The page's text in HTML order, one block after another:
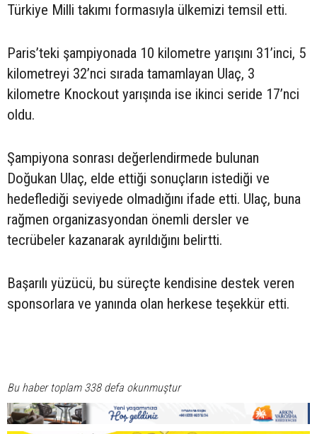
Türkiye Milli takımı formasıyla ülkemizi temsil etti.
Paris’teki şampiyonada 10 kilometre yarışını 31’inci, 5
kilometreyi 32’nci sırada tamamlayan Ulaç, 3
kilometre Knockout yarışında ise ikinci seride 17’nci
oldu.
Şampiyona sonrası değerlendirmede bulunan
Doğukan Ulaç, elde ettiği sonuçların istediği ve
hedeflediği seviyede olmadığını ifade etti. Ulaç, buna
rağmen organizasyondan önemli dersler ve
tecrübeler kazanarak ayrıldığını belirtti.
Başarılı yüzücü, bu süreçte kendisine destek veren
sponsorlara ve yanında olan herkese teşekkür etti.
Bu haber toplam 338 defa okunmuştur